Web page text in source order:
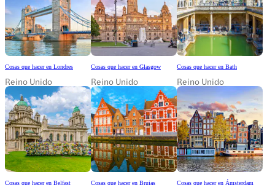
Cosas que hacer en Londres
Reino Unido
Cosas que hacer en Glasgow
Reino Unido
Cosas que hacer en Bath
Reino Unido
Cosas que hacer en Belfast Cosas que hacer en Brujas Cosas que hacer en Ámsterdam